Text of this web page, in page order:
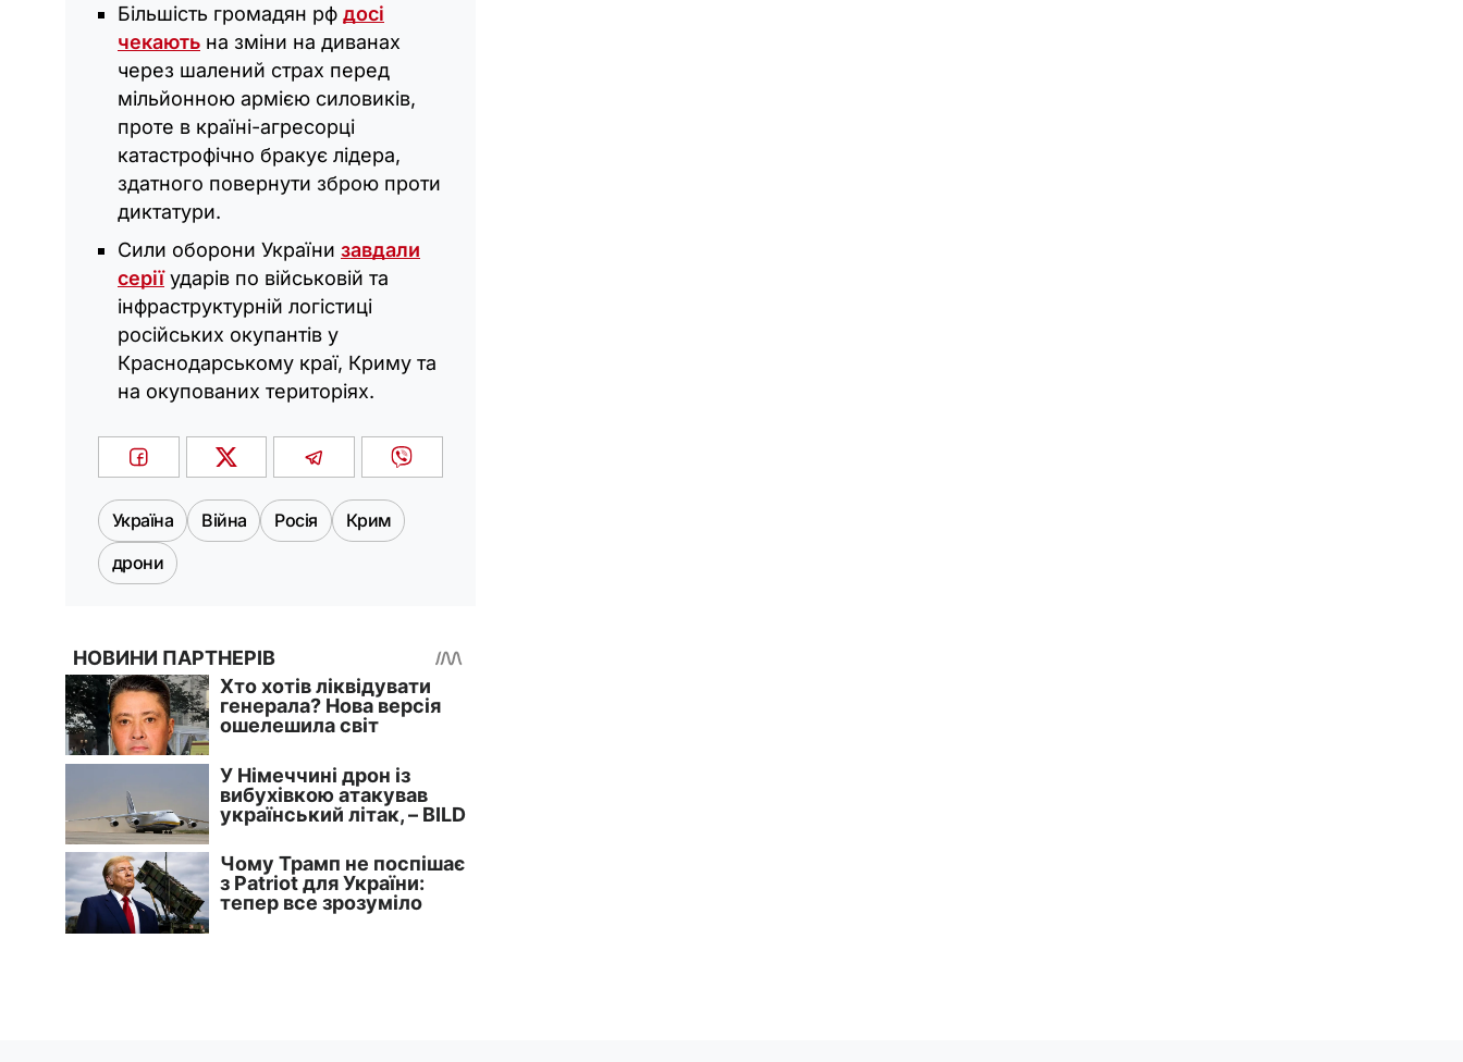
Більшість громадян рф досі
чекають на зміни на диванах
через шалений страх перед
мільйонною армією силовиків,
проте в країні-агресорці
катастрофічно бракує лідера,
здатного повернути зброю проти
диктатури.
Сили оборони України завдали
серіїударів по військовій та
інфраструктурній логістиці
російських окупантів у
Краснодарському краї, Криму та
на окупованих територіях.
Україна Війна Росія
Крим
дрони